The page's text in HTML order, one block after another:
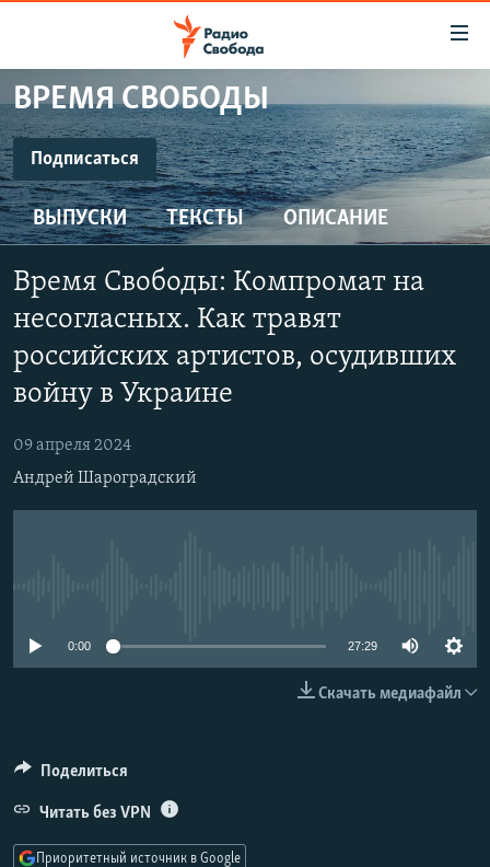
упрощенного
доступа
Вернуться
к
основному
содержанию
Вернутся
главной
навигации
Вернутся
поиску
ПРОГРАММЫ
ПОДКАСТЫ
АВТОРСКИЕ ПРОЕКТЫ
ЦИТАТЫ СВОБОДЫ
МНЕНИЯ
КУЛЬТУРА
IDEL.РЕАЛИИ
КАВКАЗ.РЕАЛИИ
СИБИРЬ.РЕАЛИИ
РАСПИСАНИЕ ВЕЩАНИЯ
ВРЕМЯ СВОБОДЫ
Подписаться
ПОДПИСАТЬСЯ
CastBox
YouTube
Подписаться
ВЫПУСКИ ТЕКСТЫ ОПИСАНИЕ
Время Свободы: Компромат на
несогласных. Как травят
российских артистов, осудивших
войну в Украине
09 апреля 2024
Андрей Шароградский
0:00 27:29
Скачать медиафайл
Поделиться
Читать без VPN
Приоритетный источник в Google